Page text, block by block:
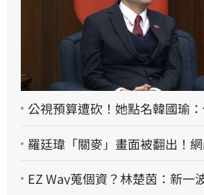
公視預算遭砍！她點名韓國瑜
羅廷瑋「關麥」畫面被翻出！
EZ Way蒐個資？林楚茵：新一